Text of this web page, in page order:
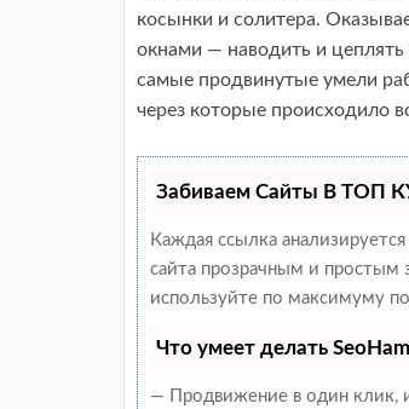
косынки и солитера.
окнами — наводить и цеплять
самые продвинутые умели
через которые происходило
Забиваем Сайты В ТОП
Каждая ссылка
сайта прозрачным и простым
используйте по максимуму
Что умеет делать
— Продвижение в один клик,